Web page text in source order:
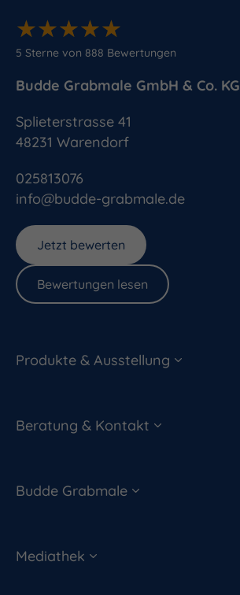
★★★★★
★★★★★
5 Sterne von 888 Bewertungen
Budde Grabmale GmbH & Co. KG
info@budde-grabmale.de
025813076
Splieterstrasse 41
48231 Warendorf
Jetzt bewerten
Bewertungen lesen
Produkte & Ausstellung
Beratung & Kontakt
Budde Grabmale
Mediathek